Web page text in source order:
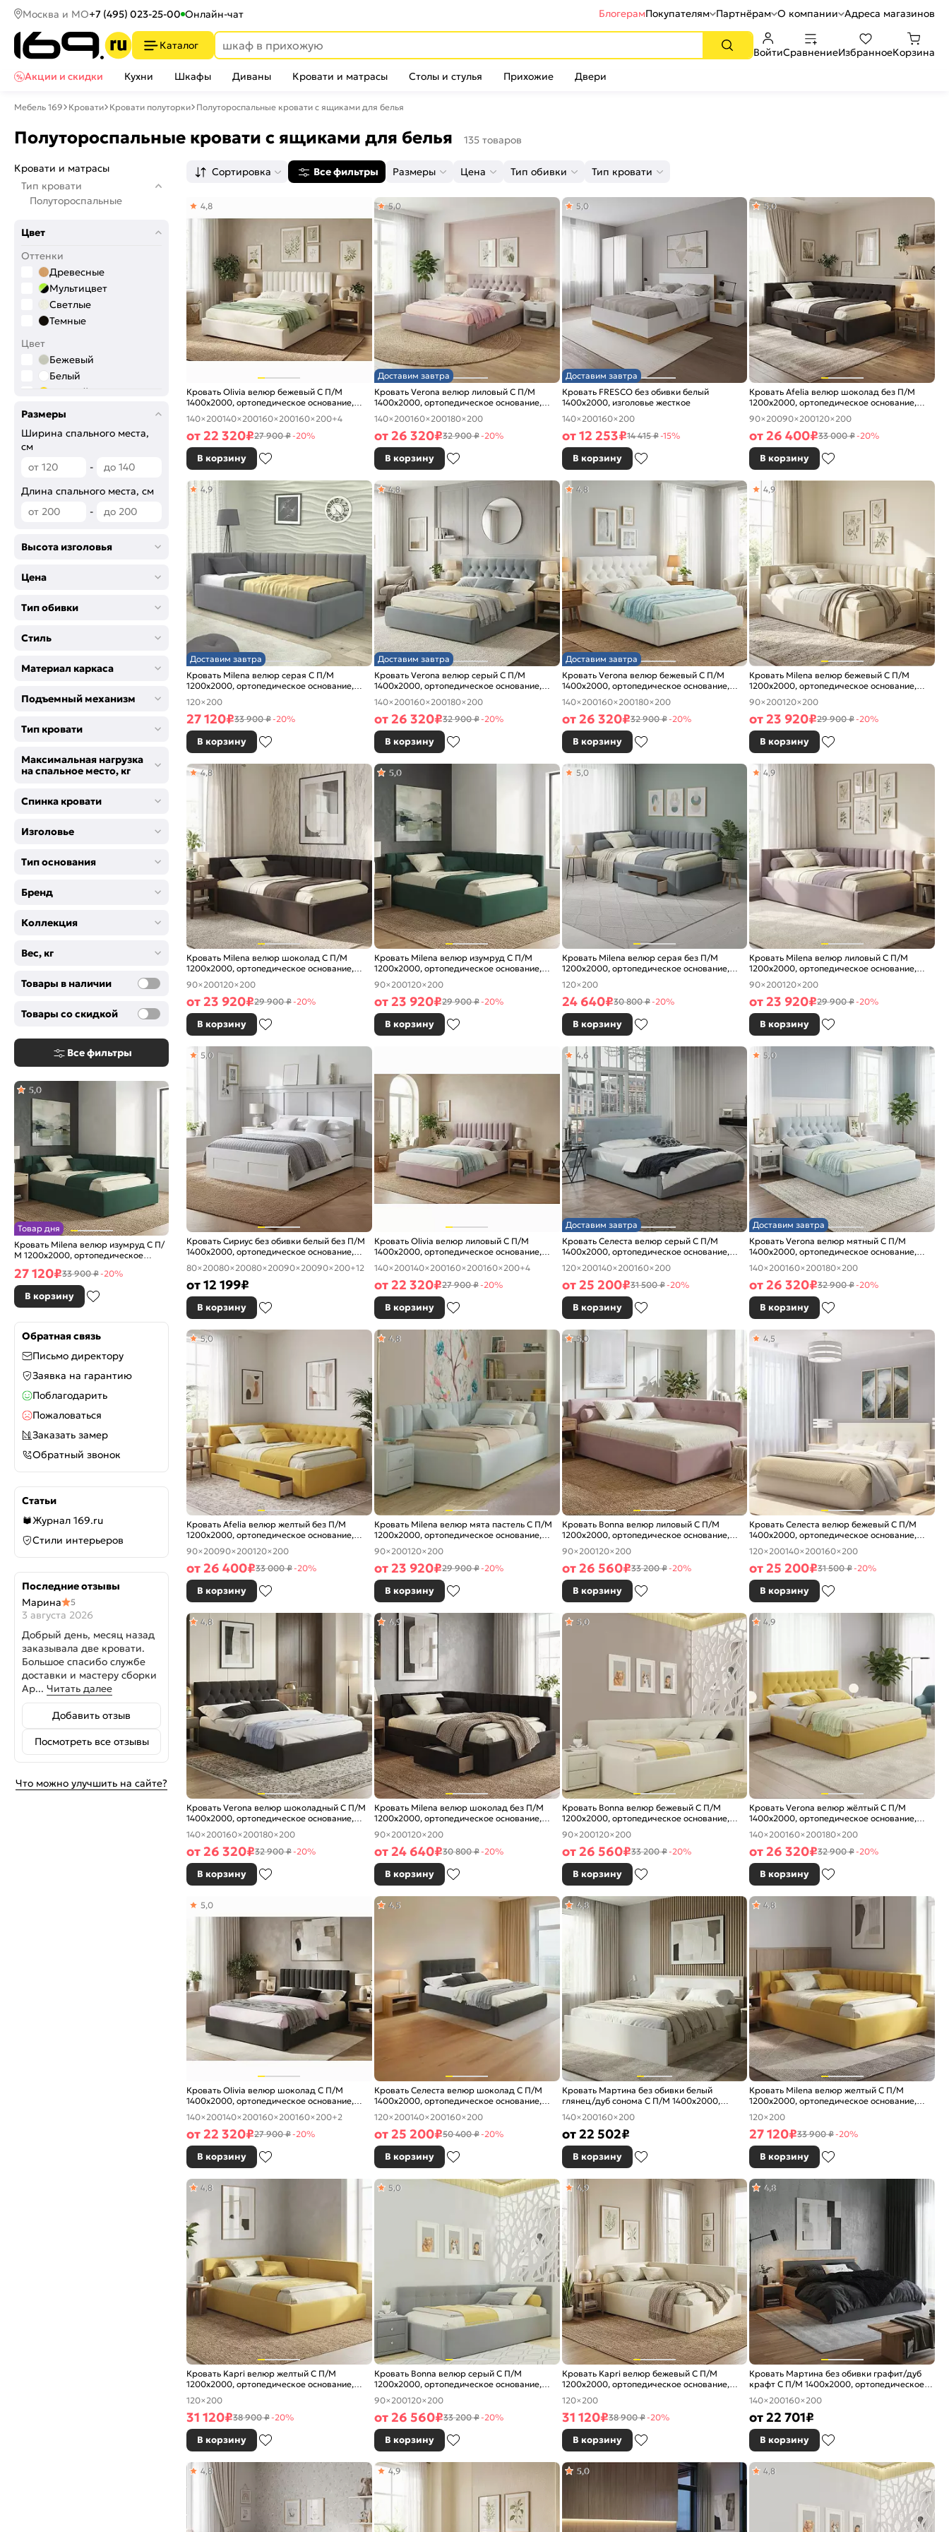
Москва и МО+7 (495) 023-25-00 Онлайн-чат БлогерамПокупателям Партнёрам О компании Адреса магазинов
Каталог
ВойтиСравнениеИзбранноеКорзина
Акции и скидки
Кухни Шкафы Диваны Кровати и матрасы Столы и стулья Прихожие Двери
Мебель 169 Кровати Кровати полуторки Полутороспальные кровати с ящиками для белья
Полутороспальные кровати с ящиками для белья 135 товаров
Кровати и матрасы
Тип кровати
Полутороспальные
Цвет
Оттенки
Древесные
Мультицвет
Светлые
Темные
Цвет
Бежевый
Белый
Желтый
Розовый
Синий
Сиреневый
Фиолетовый
Размеры
Ширина спального места,
см
-
Длина спального места, см
-
Высота изголовья
Цена
Тип обивки
Стиль
Материал каркаса
Подъемный механизм
Тип кровати
Максимальная нагрузка
на спальное место, кг
Спинка кровати
Изголовье
Тип основания
Бренд
Коллекция
Вес, кг
Товары в наличии
Товары со скидкой
Все фильтры
Товар дня
Кровать Milena велюр изумруд С П/
М 1200x2000, ортопедическое
5,0
27 120₽33 900 ₽-20%
В корзину
Обратная связь
Письмо директору
Заявка на гарантию
Поблагодарить
Пожаловаться
Заказать замер
Обратный звонок
Статьи
Журнал 169.ru
Стили интерьеров
Последние отзывы
Марина
5
3 августа 2026
Добрый день, месяц назад
заказывала две кровати.
Большое спасибо службе
доставки и мастеру сборки
Ар... Читать далее
Добавить отзыв
Посмотреть все отзывы
Что можно улучшить на сайте?
Сортировка Все фильтры Размеры Цена Тип обивки Тип кровати
Кровать Olivia велюр бежевый С П/М
1400x2000, ортопедическое основание,
4,8
140×200140×200160×200160×200+4
от 22 320₽27 900 ₽-20%
В корзину
Доставим завтра
Кровать Verona велюр лиловый С П/М
1400x2000, ортопедическое основание,
5,0
140×200160×200180×200
от 26 320₽32 900 ₽-20%
В корзину
Доставим завтра
Кровать FRESCO без обивки белый
1400x2000, изголовье жесткое
5,0
140×200160×200
от12 253₽14 415 ₽-15%
В корзину
Кровать Afelia велюр шоколад без П/М
1200x2000, ортопедическое основание,
5,0
90×20090×200120×200
от 26 400₽33 000 ₽-20%
В корзину
Доставим завтра
Кровать Milena велюр серая С П/М
1200x2000, ортопедическое основание,
4,9
120×200
27 120₽33 900 ₽-20%
В корзину
Доставим завтра
Кровать Verona велюр серый С П/М
1400x2000, ортопедическое основание,
4,8
140×200160×200180×200
от 26 320₽32 900 ₽-20%
В корзину
Доставим завтра
Кровать Verona велюр бежевый С П/М
1400x2000, ортопедическое основание,
4,8
140×200160×200180×200
от 26 320₽32 900 ₽-20%
В корзину
Кровать Milena велюр бежевый С П/М
1200x2000, ортопедическое основание,
4,9
90×200120×200
от 23 920₽29 900 ₽-20%
В корзину
Кровать Milena велюр шоколад С П/М
1200x2000, ортопедическое основание,
изголовье мягкое
4,8
90×200120×200
от 23 920₽29 900 ₽-20%
В корзину
Кровать Milena велюр изумруд С П/М
1200x2000, ортопедическое основание,
изголовье мягкое
5,0
90×200120×200
от 23 920₽29 900 ₽-20%
В корзину
Кровать Milena велюр серая без П/М
1200x2000, ортопедическое основание,
изголовье мягкое
5,0
120×200
24 640₽30 800 ₽-20%
В корзину
Кровать Milena велюр лиловый С П/М
1200x2000, ортопедическое основание,
изголовье мягкое
4,9
90×200120×200
от 23 920₽29 900 ₽-20%
В корзину
Кровать Сириус без обивки белый без П/М
1400x2000, ортопедическое основание,
изголовье жесткое
5,0
80×20080×20080×20090×20090×200+12
от12 199₽
В корзину
Кровать Olivia велюр лиловый С П/М
1400x2000, ортопедическое основание,
изголовье мягкое
140×200140×200160×200160×200+4
от 22 320₽27 900 ₽-20%
В корзину
Доставим завтра
Кровать Селеста велюр серый С П/М
1400x2000, ортопедическое основание,
изголовье мягкое
4,6
120×200140×200160×200
от 25 200₽31 500 ₽-20%
В корзину
Доставим завтра
Кровать Verona велюр мятный С П/М
1400x2000, ортопедическое основание,
изголовье мягкое
5,0
140×200160×200180×200
от 26 320₽32 900 ₽-20%
В корзину
Кровать Afelia велюр желтый без П/М
1200x2000, ортопедическое основание,
5,0
90×20090×200120×200
от 26 400₽33 000 ₽-20%
В корзину
Кровать Milena велюр мята пастель С П/М
1200x2000, ортопедическое основание,
4,8
90×200120×200
от 23 920₽29 900 ₽-20%
В корзину
Кровать Bonna велюр лиловый С П/М
1200x2000, ортопедическое основание,
5,0
90×200120×200
от 26 560₽33 200 ₽-20%
В корзину
Кровать Селеста велюр бежевый С П/М
1400x2000, ортопедическое основание,
4,5
120×200140×200160×200
от 25 200₽31 500 ₽-20%
В корзину
Кровать Verona велюр шоколадный С П/М
1400x2000, ортопедическое основание,
4,8
140×200160×200180×200
от 26 320₽32 900 ₽-20%
В корзину
Кровать Milena велюр шоколад без П/М
1200x2000, ортопедическое основание,
4,9
90×200120×200
от 24 640₽30 800 ₽-20%
В корзину
Кровать Bonna велюр бежевый С П/М
1200x2000, ортопедическое основание,
5,0
90×200120×200
от 26 560₽33 200 ₽-20%
В корзину
Кровать Verona велюр жёлтый С П/М
1400x2000, ортопедическое основание,
4,9
140×200160×200180×200
от 26 320₽32 900 ₽-20%
В корзину
Кровать Olivia велюр шоколад С П/М
1400x2000, ортопедическое основание,
изголовье мягкое
5,0
140×200140×200160×200160×200+2
от 22 320₽27 900 ₽-20%
В корзину
Кровать Селеста велюр шоколад С П/М
1400x2000, ортопедическое основание,
изголовье мягкое
4,5
120×200140×200160×200
от 25 200₽50 400 ₽-20%
В корзину
Кровать Мартина без обивки белый
глянец/дуб сонома С П/М 1400x2000,
ортопедическое основание, изголовье
жесткое
4,8
140×200160×200
от22 502₽
В корзину
Кровать Milena велюр желтый С П/М
1200x2000, ортопедическое основание,
изголовье мягкое
4,8
120×200
27 120₽33 900 ₽-20%
В корзину
Кровать Kapri велюр желтый С П/М
1200x2000, ортопедическое основание,
изголовье мягкое
4,8
120×200
31 120₽38 900 ₽-20%
В корзину
Кровать Bonna велюр серый С П/М
1200x2000, ортопедическое основание,
изголовье мягкое
5,0
90×200120×200
от 26 560₽33 200 ₽-20%
В корзину
Кровать Kapri велюр бежевый С П/М
1200x2000, ортопедическое основание,
изголовье мягкое
4,9
120×200
31 120₽38 900 ₽-20%
В корзину
Кровать Мартина без обивки графит/дуб
крафт С П/М 1400x2000, ортопедическое
основание, изголовье жесткое
4,8
140×200160×200
от22 701₽
В корзину
4,8 4,9 5,0 4,8